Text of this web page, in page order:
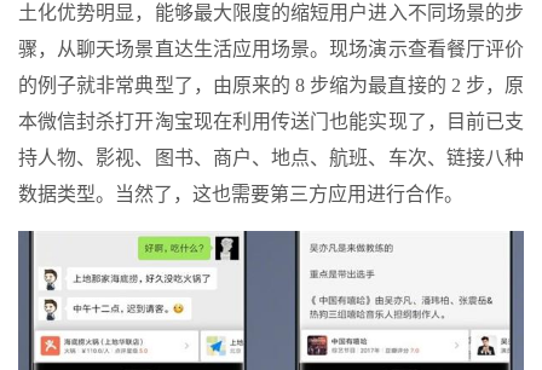
土化优势明显，能够最大限度的缩短用户进入不同场景的步
骤，从聊天场景直达生活应用场景。现场演示查看餐厅评价
的例子就非常典型了，由原来的 8 步缩为最直接的 2 步，原
本微信封杀打开淘宝现在利用传送门也能实现了，目前已支
持人物、影视、图书、商户、地点、航班、车次、链接八种
数据类型。当然了，这也需要第三方应用进行合作。